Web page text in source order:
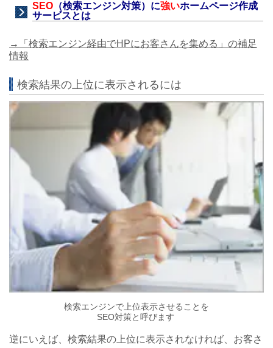
SEO （検索エンジン対策）に強いホームページ作成
サービスとは
→「検索エンジン経由でHPにお客さんを集める」の補足
情報
検索結果の上位に表示されるには
検索エンジンで上位表示させることを
SEO対策と呼びます
逆にいえば、検索結果の上位に表示されなければ、お客さ